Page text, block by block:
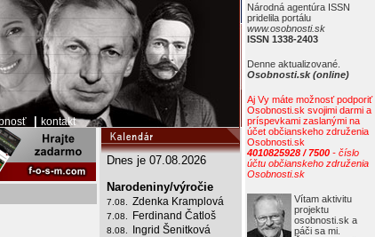
kontakt
Národná agentúra ISSN
pridelila portálu
www.osobnosti.sk
ISSN 1338-2403
Denne aktualizované.
Osobnosti.sk (online)
Aj Vy máte možnosť podporiť
Osobnosti.sk svojimi darmi a
príspevkami zaslanými na
účet občianskeho združenia
Osobnosti.sk
4010825928 / 7500 - číslo
účtu občianskeho združenia
Osobnosti.sk
Vítam aktivitu
projektu
osobnosti.sk a
páči sa mi.
Dnes je 07.08.2026
Narodeniny/výročie
7.08. Zdenka Kramplová
7.08. Ferdinand Čatloš
8.08. Ingrid Šenitková